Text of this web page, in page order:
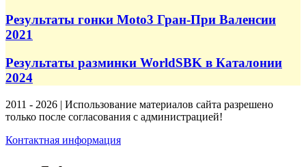
Результаты гонки Moto3 Гран-При Валенсии
2021
Результаты разминки WorldSBK в Каталонии
2024
2011 - 2026 | Использование материалов сайта разрешено
только после согласования с администрацией!
Контактная информация